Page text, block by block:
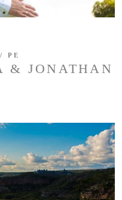
& JONATHAN
PE